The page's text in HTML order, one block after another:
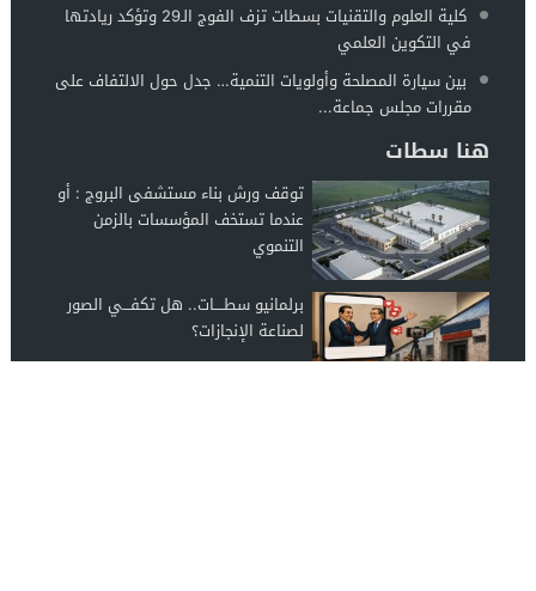
كلية العلوم والتقنيات بسطات تزف الفوج الـ29 وتؤكد ريادتها
في التكوين العلمي
بين سيارة المصلحة وأولويات التنمية… جدل حول الالتفاف على
مقررات مجلس جماعة...
هنا سطات
توقف ورش بناء مستشفى البروج : أو
عندما تستخف المؤسسات بالزمن
التنموي
برلمانيو سطــــات.. هل تكفـــي الصور
لصناعة الإنجازات؟